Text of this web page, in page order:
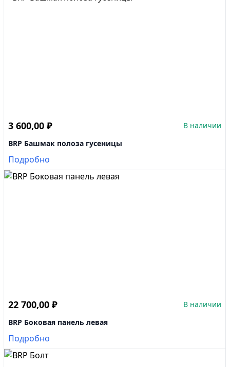
3 600,00 ₽
В наличии
BRP Башмак полоза гусеницы
Подробно
22 700,00 ₽
В наличии
BRP Боковая панель левая
Подробно